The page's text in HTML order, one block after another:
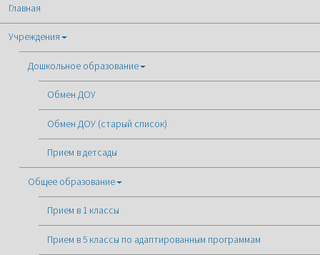
Главная
Учреждения
Дошкольное образование
Обмен ДОУ
Обмен ДОУ (старый список)
Прием в детсады
Общее образование
Прием в 1 классы
Прием в 5 классы по адаптированным программам